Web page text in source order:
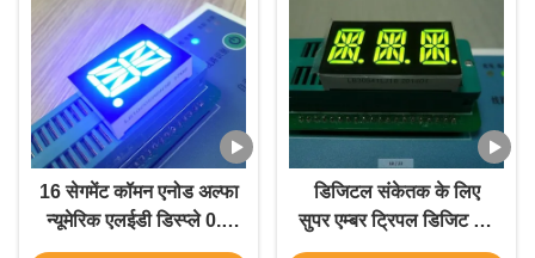
16 सेगमेंट कॉमन एनोड अल्फा
न्यूमेरिक एलईडी डिस्प्ले 0.8
"घरेलू उपकरण लांग
डिजिटल संकेतक के लिए
सुपर एम्बर ट्रिपल डिजिट 14
सेगमेंट एलईडी डिस्प्ले फुल